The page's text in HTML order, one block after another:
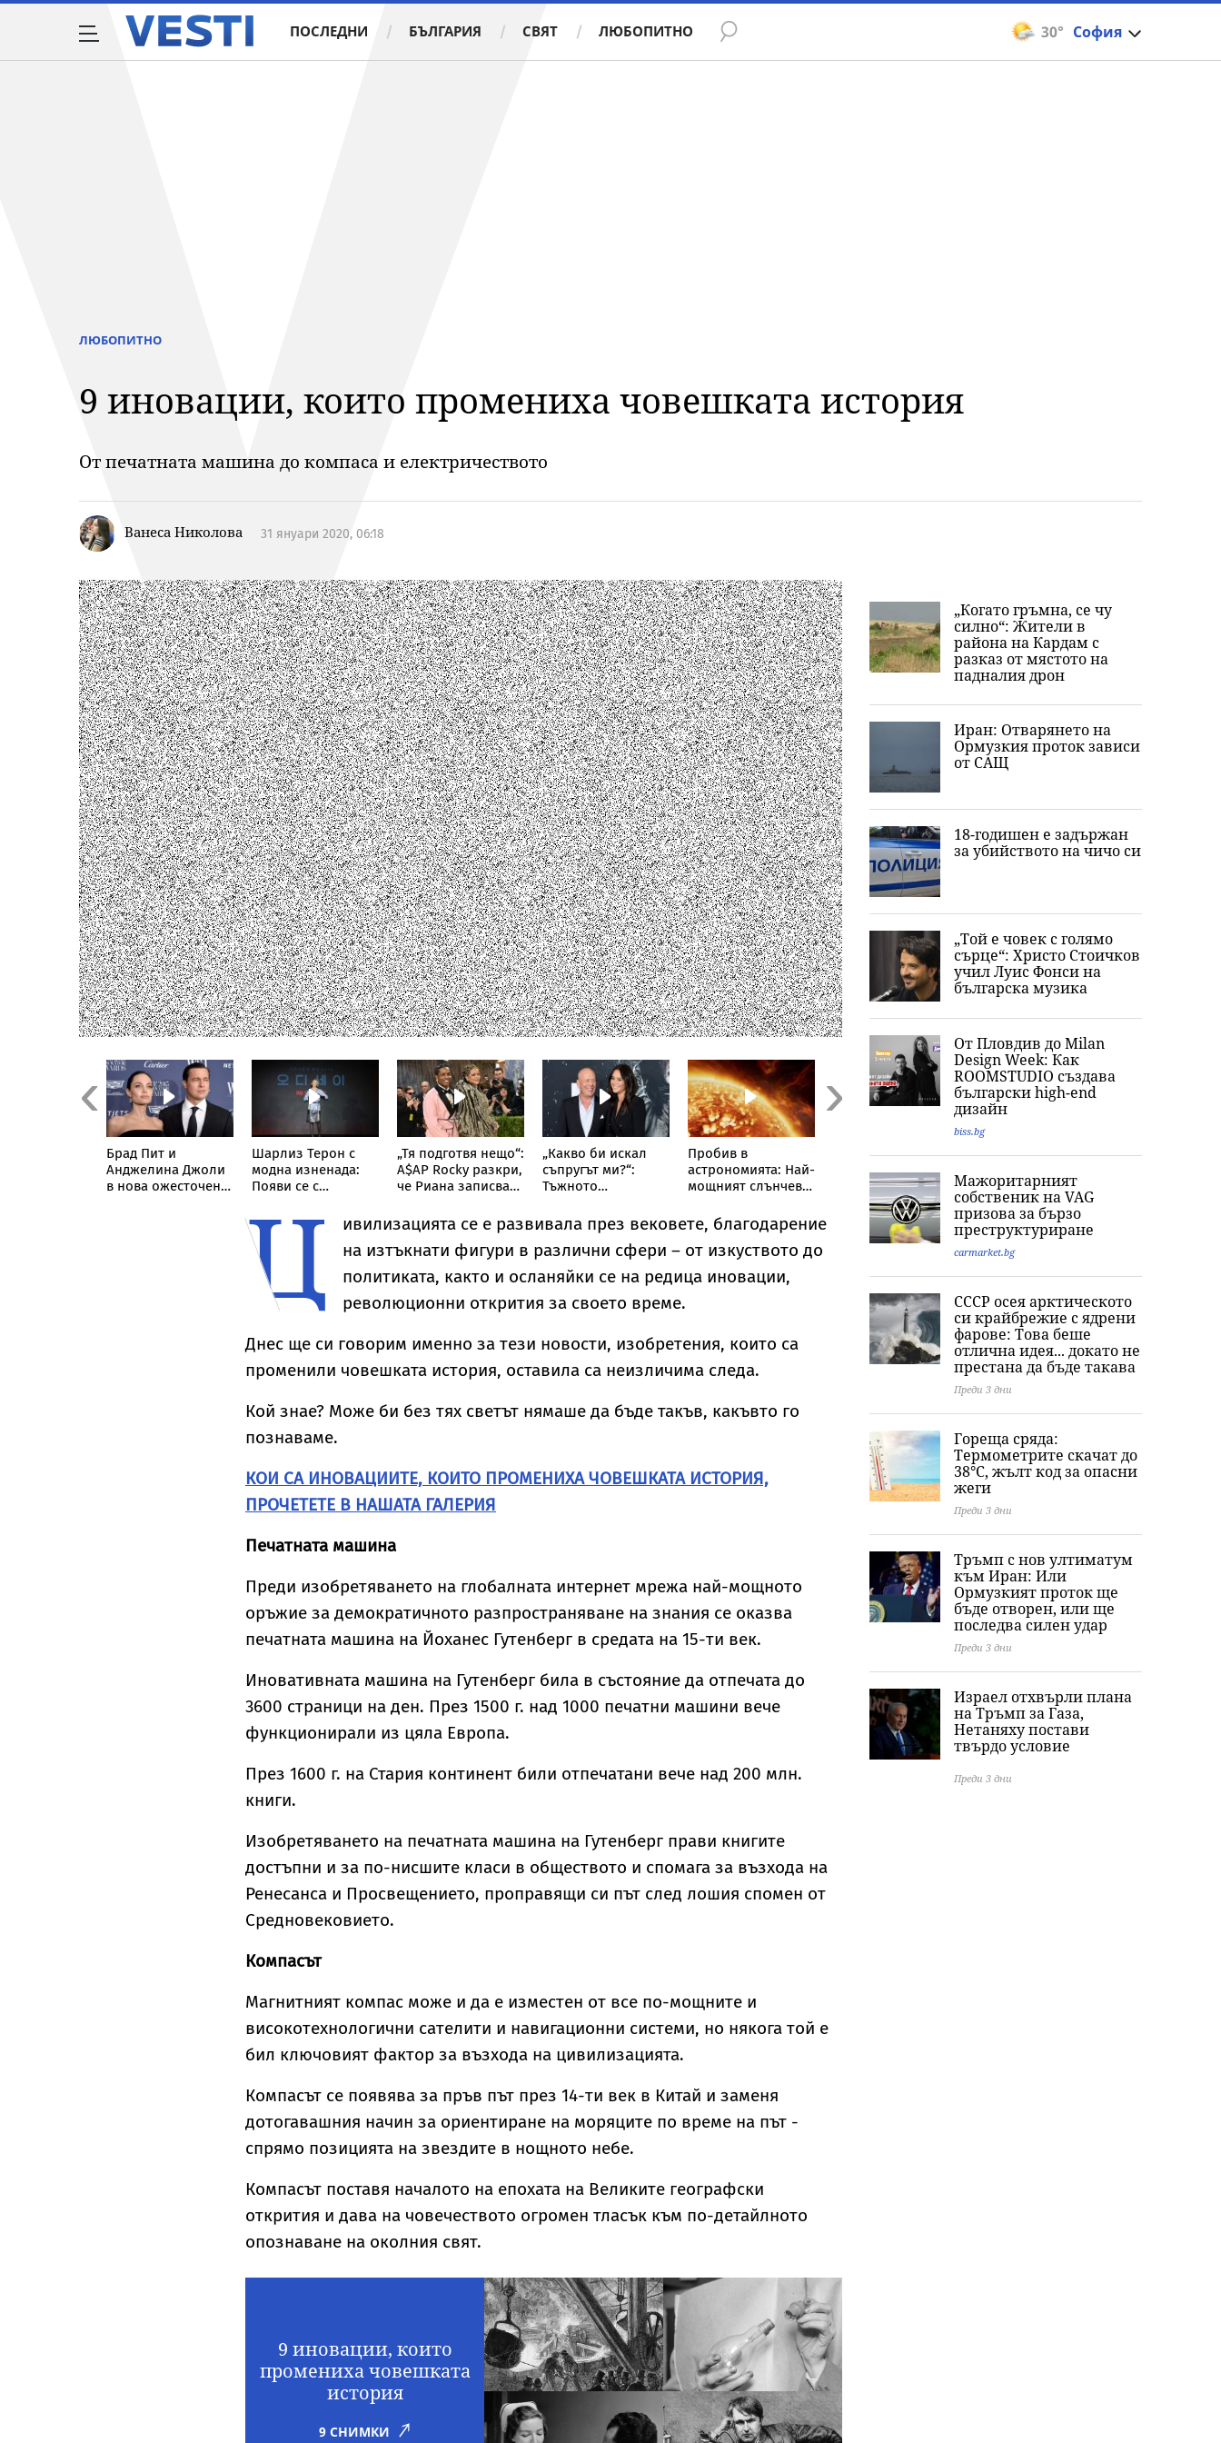
30° София
ПОСЛЕДНИ БЪЛГАРИЯ СВЯТ ЛЮБОПИТНО
ЛЮБОПИТНО
9 иновации, които промениха човешката история
От печатната машина до компаса и електричеството
Ванеса Николова 31 януари 2020, 06:18
Previous
Брад Пит и
Анджелина Джоли
в нова ожесточена
Шарлиз Терон с
модна изненада:
Появи се с
тип „дъждобран“
„Тя подготвя нещо“:
A$AP Rocky разкри,
че Риана записва
„Какво би искал
съпругът ми?“:
Тъжното
съпругата на Брус
Уилис след юбилея
ѝ
Пробив в
астрономията: Най-
мощният слънчев
невиждано досега
явление
Любимото ястие на
принц Хари: Меган
Маркъл разкри
кулинарна тайна от
дома им
„Обичам извивките
Кристиано
Роналдо отвърна
на критиките към
тялото ѝ
Ким
Ц
ивилизацията се е развивала през вековете, благодарение
на изтъкнати фигури в различни сфери – от изкуството до
политиката, както и осланяйки се на редица иновации,
революционни открития за своето време.
Днес ще си говорим именно за тези новости, изобретения, които са
променили човешката история, оставила са неизличима следа.
Кой знае? Може би без тях светът нямаше да бъде такъв, какъвто го
познаваме.
КОИ СА ИНОВАЦИИТЕ, КОИТО ПРОМЕНИХА ЧОВЕШКАТА ИСТОРИЯ,
ПРОЧЕТЕТЕ В НАШАТА ГАЛЕРИЯ
Печатната машина
Преди изобретяването на глобалната интернет мрежа най-мощното
оръжие за демократичното разпространяване на знания се оказва
печатната машина на Йоханес Гутенберг в средата на 15-ти век.
Иновативната машина на Гутенберг била в състояние да отпечата до
3600 страници на ден. През 1500 г. над 1000 печатни машини вече
функционирали из цяла Европа.
През 1600 г. на Стария континент били отпечатани вече над 200 млн.
книги.
Изобретяването на печатната машина на Гутенберг прави книгите
достъпни и за по-нисшите класи в обществото и спомага за възхода на
Ренесанса и Просвещението, проправящи си път след лошия спомен от
Средновековието.
Компасът
Магнитният компас може и да е изместен от все по-мощните и
високотехнологични сателити и навигационни системи, но някога той е
бил ключовият фактор за възхода на цивилизацията.
Компасът се появява за пръв път през 14-ти век в Китай и заменя
дотогавашния начин за ориентиране на моряците по време на път -
спрямо позицията на звездите в нощното небе.
Компасът поставя началото на епохата на Великите географски
открития и дава на човечеството огромен тласък към по-детайлното
опознаване на околния свят.
9 иновации, които
промениха човешката
история
9 СНИМКИ
„Когато гръмна, се чу
силно“: Жители в
района на Кардам с
разказ от мястото на
падналия дрон
Иран: Отварянето на
Ормузкия проток зависи
от САЩ
18-годишен е задържан
за убийството на чичо си
„Той е човек с голямо
сърце“: Христо Стоичков
учил Луис Фонси на
българска музика
От Пловдив до Milan
Design Week: Как
ROOMSTUDIO създава
български high-end
дизайн
biss.bg
Мажоритарният
собственик на VAG
призова за бързо
преструктуриране
carmarket.bg
СССР осея арктическото
си крайбрежие с ядрени
фарове: Това беше
отлична идея... докато не
престана да бъде такава
Преди 3 дни
Гореща сряда:
Термометрите скачат до
38°C, жълт код за опасни
жеги
Преди 3 дни
Тръмп с нов ултиматум
към Иран: Или
Ормузкият проток ще
бъде отворен, или ще
последва силен удар
Преди 3 дни
Израел отхвърли плана
на Тръмп за Газа,
Нетаняху постави
твърдо условие
Преди 3 дни